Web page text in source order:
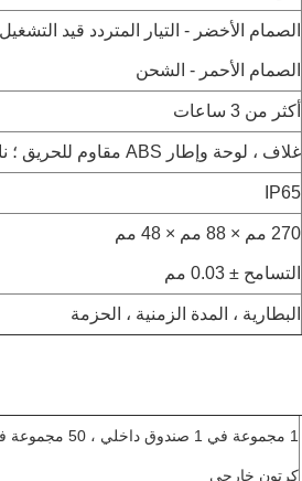
الصمام الأخضر - التيار المتردد قيد
الصمام الأحمر - الشحن
أكثر من 3 ساعات
غلاف ، لوحة وإطار ABS مقاوم للحريق ؛ ناشر PS.
IP65
270 مم × 88 مم × 48 مم
التسامح ± 0.03 مم
البطارية ، المدة الزمنية ، الحزمة
كرتون خارجي